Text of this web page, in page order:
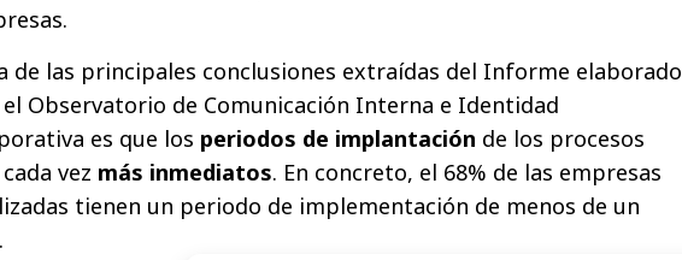
de las principales conclusiones extraídas del Informe elaborado
Observatorio de Comunicación Interna e Identidad
es que los periodos de implantación de los procesos
vez más inmediatos. En concreto, el 68% de las empresas
tienen un periodo de implementación de menos de un